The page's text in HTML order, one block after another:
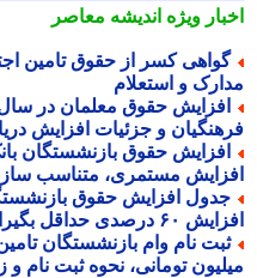
ویژهاندیشه معاصر
کسر از حقوق تامین
و استعلام
و جزئیات افزایش
مستمری، متناسب سازی و
حداقل بگیران و جزئیات متناسب سازی
تومانی، نحوه ثبت نام و